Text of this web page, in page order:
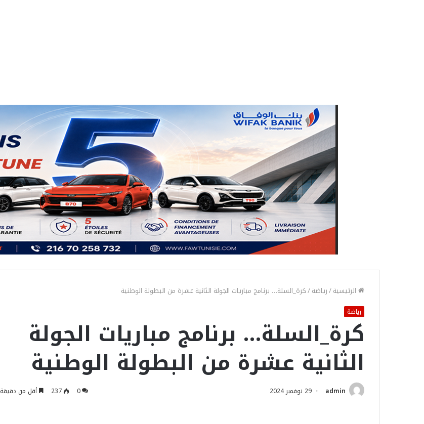
الرئيسية/رياضة/كرة_السلة… برنامج مباريات الجولة الثانية عشرة من البطولة الوطنية
رياضة
كرة_السلة… برنامج مباريات الجولة
الثانية عشرة من البطولة الوطنية
admin 29 نوفمبر 2024 0
237 أقل من دقيقة